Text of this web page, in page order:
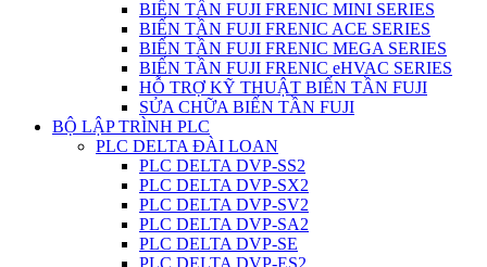
BIẾN TẦN FUJI FRENIC MINI SERIES
BIẾN TẦN FUJI FRENIC ACE SERIES
BIẾN TẦN FUJI FRENIC MEGA SERIES
BIẾN TẦN FUJI FRENIC eHVAC SERIES
HỖ TRỢ KỸ THUẬT BIẾN TẦN FUJI
SỬA CHỮA BIẾN TẦN FUJI
BỘ LẬP TRÌNH PLC
PLC DELTA ĐÀI LOAN
PLC DELTA DVP-SS2
PLC DELTA DVP-SX2
PLC DELTA DVP-SV2
PLC DELTA DVP-SA2
PLC DELTA DVP-SE